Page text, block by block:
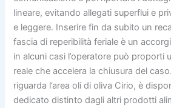
lineare, evitando allegati superflui e
e leggere. Inserire fin da subito un
fascia di reperibilità feriale è un
in alcuni casi l’operatore può proporti
reale che accelera la chiusura del
riguarda l’area oli di oliva Cirio, è
dedicato distinto dagli altri prodotti